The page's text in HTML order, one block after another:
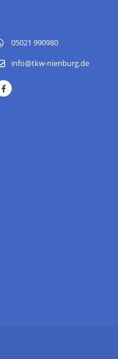
05021 990980
info@tkw-nienburg.de